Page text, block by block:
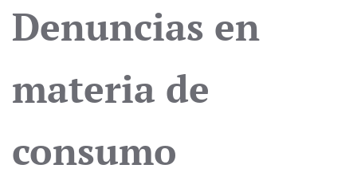
Denuncias en
materia de
consumo